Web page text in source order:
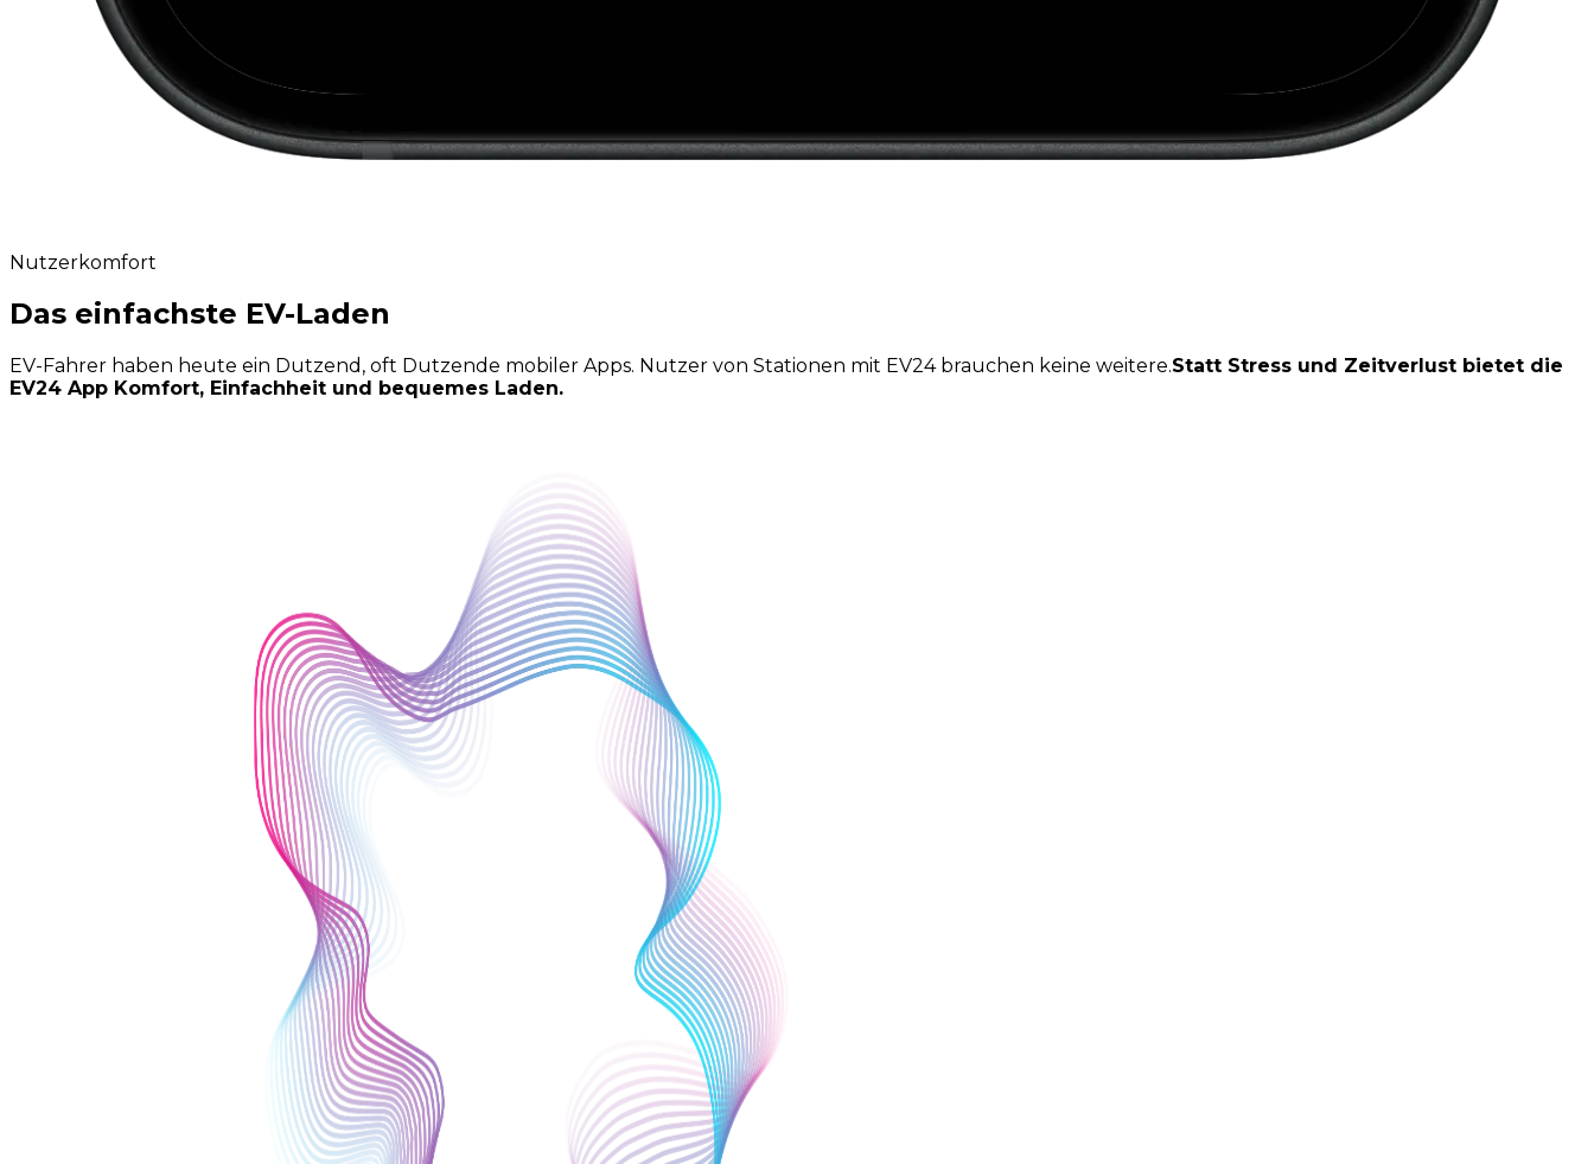
Nutzerkomfort
Das einfachste EV-Laden
EV-Fahrer haben heute ein Dutzend, oft Dutzende mobiler Apps. Nutzer von Stationen mit EV24 brauchen keine weitere.Statt Stress und Zeitverlust bietet die
EV24 App Komfort, Einfachheit und bequemes Laden.